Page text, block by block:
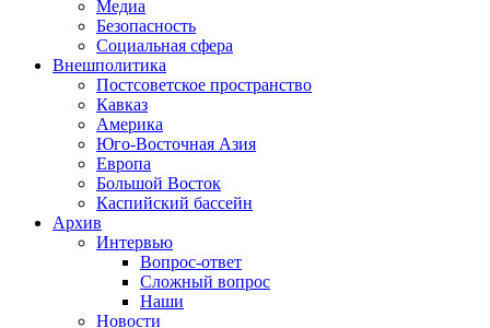
Медиа
Безопасность
Социальная сфера
Внешполитика
Постсоветское пространство
Кавказ
Америка
Юго-Восточная Азия
Европа
Большой Восток
Каспийский бассейн
Архив
Интервью
Вопрос-ответ
Сложный вопрос
Наши
Новости